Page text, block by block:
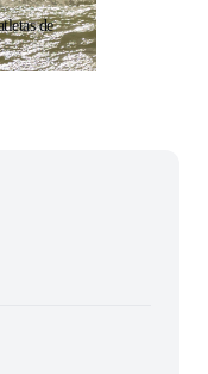
de